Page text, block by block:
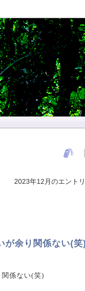
2023年12月のエント
が余り関係ない(笑)
係ない(笑)